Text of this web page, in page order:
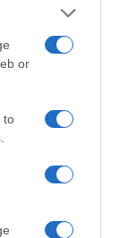
or
to
ύλης
αναλύει
και
των 80
στο